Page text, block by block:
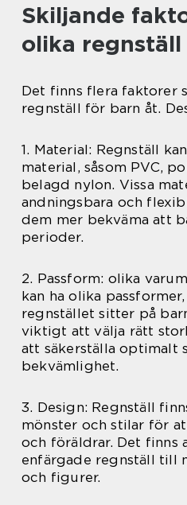
Skiljande
olika
Det finns flera faktorer
regnställ för barn åt.
1. Material: Regnställ
material, såsom PVC,
belagd nylon. Vissa
andningsbara och
dem mer bekväma att
perioder.
2. Passform: olika
kan ha olika
regnstället sitter på
viktigt att välja rätt
att säkerställa optimalt
bekvämlighet.
3. Design: Regnställ
mönster och stilar för
och föräldrar. Det finns
enfärgade regnställ till
och figurer.